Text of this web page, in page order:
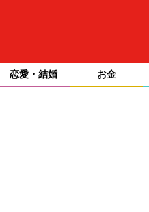
恋愛・結婚 お金